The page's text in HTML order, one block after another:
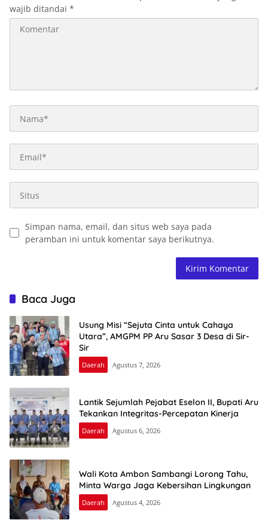
wajib ditandai *
Simpan nama, email, dan situs web saya pada
peramban ini untuk komentar saya berikutnya.
Baca Juga
Usung Misi “Sejuta Cinta untuk Cahaya
Utara”, AMGPM PP Aru Sasar 3 Desa di Sir-
Sir
Daerah Agustus 7, 2026
Lantik Sejumlah Pejabat Eselon II, Bupati Aru
Tekankan Integritas-Percepatan Kinerja
Daerah Agustus 6, 2026
Wali Kota Ambon Sambangi Lorong Tahu,
Minta Warga Jaga Kebersihan Lingkungan
Daerah Agustus 4, 2026